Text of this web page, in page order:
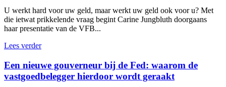
U werkt hard voor uw geld, maar werkt uw geld ook voor u? Met
die ietwat prikkelende vraag begint Carine Jungbluth doorgaans
haar presentatie van de VFB...
Lees verder
Een nieuwe gouverneur bij de Fed: waarom de
vastgoedbelegger hierdoor wordt geraakt